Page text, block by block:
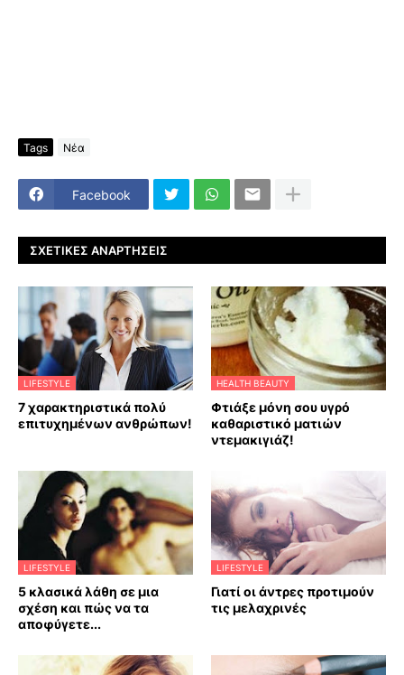
Tags Νέα
Facebook
ΣΧΕΤΙΚΈΣ ΑΝΑΡΤΉΣΕΙΣ
LIFESTYLE
7 χαρακτηριστικά πολύ
επιτυχημένων ανθρώπων!
HEALTH BEAUTY
Φτιάξε μόνη σου υγρό
καθαριστικό ματιών
ντεμακιγιάζ!
LIFESTYLE
5 κλασικά λάθη σε μια
σχέση και πώς να τα
αποφύγετε...
LIFESTYLE
Γιατί οι άντρες προτιμούν
τις μελαχρινές